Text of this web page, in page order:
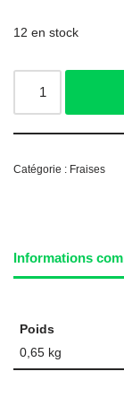
12 en stock
Catégorie : Fraises
Informations
Poids
0,65 kg